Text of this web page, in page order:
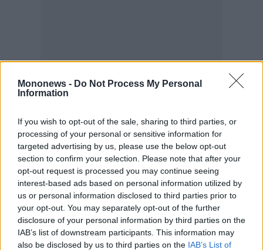
Mononews - Do Not Process My Personal
Information
If you wish to opt-out of the sale, sharing to third parties, or
processing of your personal or sensitive information for
targeted advertising by us, please use the below opt-out
section to confirm your selection. Please note that after your
opt-out request is processed you may continue seeing
interest-based ads based on personal information utilized by
us or personal information disclosed to third parties prior to
your opt-out. You may separately opt-out of the further
disclosure of your personal information by third parties on the
IAB’s list of downstream participants. This information may
also be disclosed by us to third parties on the IAB’s List of